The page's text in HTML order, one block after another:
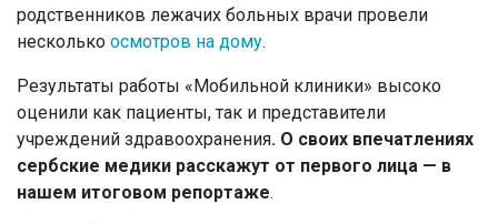
родственников лежачих больных врачи провели
несколько осмотров на дому.
Результаты работы «Мобильной клиники» высоко
оценили как пациенты, так и представители
учреждений здравоохранения. О своих впечатлениях
сербские медики расскажут от первого лица — в
нашем итоговом репортаже.